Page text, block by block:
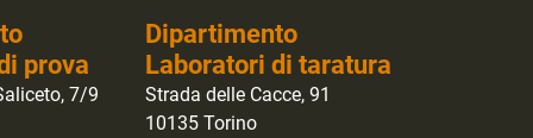
prova
7/9
Dipartimento
Laboratori di taratura
Strada delle Cacce, 91
10135 Torino